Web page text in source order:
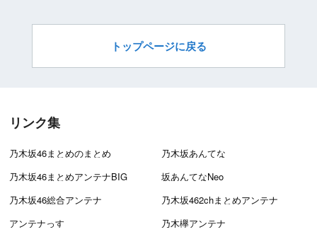
トップページに戻る
リンク集
乃木坂46まとめのまとめ
乃木坂あんてな
乃木坂46まとめアンテナBIG
坂あんてなNeo
乃木坂46総合アンテナ
乃木坂462chまとめアンテナ
アンテナっす
乃木欅アンテナ